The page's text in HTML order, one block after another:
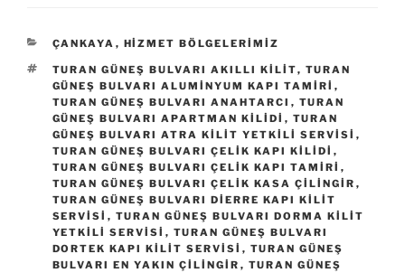
KATEGORILER
ÇANKAYA , HIZMET BÖLGELERIMIZ
ETIKETLER
TURAN GÜNEŞ BULVARI AKILLI KILIT, TURAN
GÜNEŞ BULVARI ALUMINYUM KAPI TAMIRI ,
TURAN GÜNEŞ BULVARI ANAHTARCI , TURAN
GÜNEŞ BULVARI APARTMAN KILIDI , TURAN
GÜNEŞ BULVARI ATRA KILIT YETKILI SERVISI ,
TURAN GÜNEŞ BULVARI ÇELIK KAPI KILIDI ,
TURAN GÜNEŞ BULVARI ÇELIK KAPI TAMIRI ,
TURAN GÜNEŞ BULVARI ÇELIK KASA ÇILINGIR ,
TURAN GÜNEŞ BULVARI DIERRE KAPI KILIT
SERVISI , TURAN GÜNEŞ BULVARI DORMA KILIT
YETKILI SERVISI , TURAN GÜNEŞ BULVARI
DORTEK KAPI KILIT SERVISI , TURAN GÜNEŞ
BULVARI EN YAKIN ÇILINGIR , TURAN GÜNEŞ